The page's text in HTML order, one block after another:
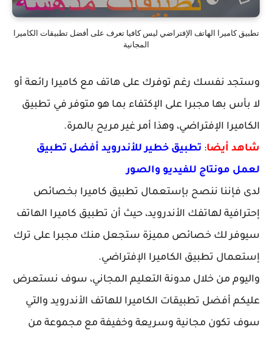
تطبيق كاميرا الهاتف الإفتراضي ليس كافيا تعرف على أفضل تطبيقات الكاميرا
المجانية
وستجد نفسك رغم توفرك على هاتف مع كاميرا رائعة أو
لا بأس بها مجبرا على الإكتفاء بما هو متوفر في تطبيق
الكاميرا الإفتراضي، وهذا أمر غير مريح بالمرة.
شاهد أيضا: تطبيق خطير للأندرويد أفضل تطبيق
لعمل مونتاج للفيديو والصور
لدى فإننا ننصح بإستعمال تطبيق كاميرا بخصائص
إحترافية لهاتفك الأندرويد، حيث أن تطبيق كاميرا الهاتف
سيوفر لك خصائص مميزة ستجعل منك مجبرا على ترك
إستعمال تطبيق الكاميرا الإفتراضي.
واليوم من خلال مدونة التعليم المجاني، سوف نستعرض
عليكم أفضل تطبيقات الكاميرا للهاتف الأندرويد والتي
سوف تكون مجانية وسريعة وخفيفة مع مجموعة من